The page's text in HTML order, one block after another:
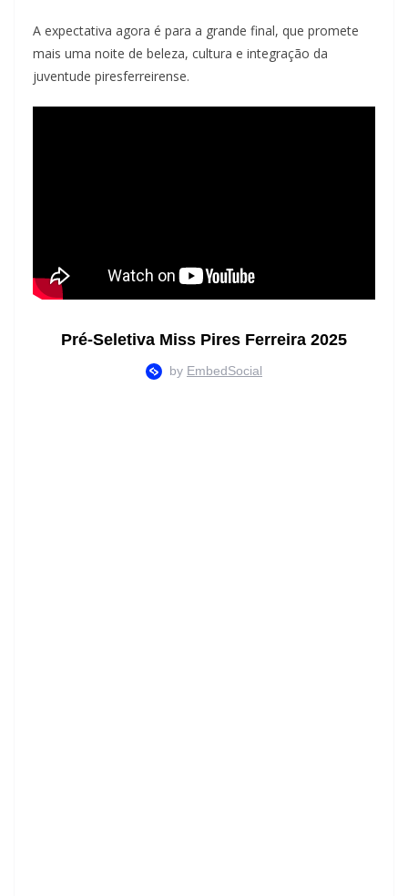
A expectativa agora é para a grande final, que promete
mais uma noite de beleza, cultura e integração da
juventude piresferreirense.